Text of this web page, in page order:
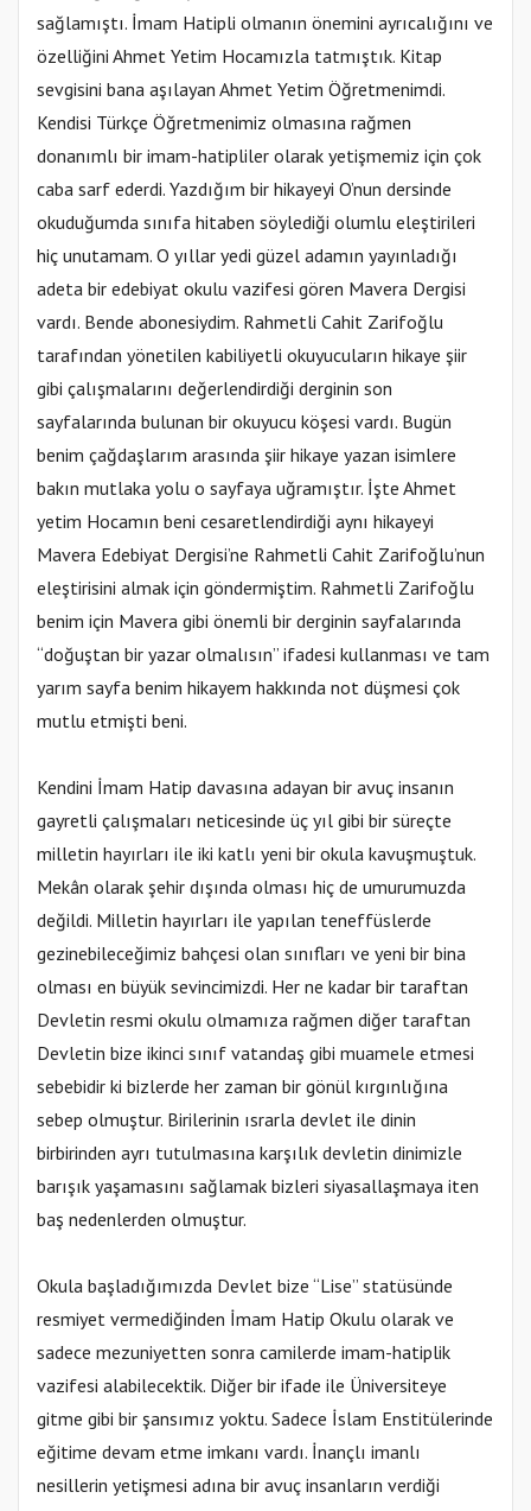
sağlamıştı. İmam Hatipli olmanın önemini ayrıcalığını ve
özelliğini Ahmet Yetim Hocamızla tatmıştık. Kitap
sevgisini bana aşılayan Ahmet Yetim Öğretmenimdi.
Kendisi Türkçe Öğretmenimiz olmasına rağmen
donanımlı bir imam-hatipliler olarak yetişmemiz için çok
caba sarf ederdi. Yazdığım bir hikayeyi O’nun dersinde
okuduğumda sınıfa hitaben söylediği olumlu eleştirileri
hiç unutamam. O yıllar yedi güzel adamın yayınladığı
adeta bir edebiyat okulu vazifesi gören Mavera Dergisi
vardı. Bende abonesiydim. Rahmetli Cahit Zarifoğlu
tarafından yönetilen kabiliyetli okuyucuların hikaye şiir
gibi çalışmalarını değerlendirdiği derginin son
sayfalarında bulunan bir okuyucu köşesi vardı. Bugün
benim çağdaşlarım arasında şiir hikaye yazan isimlere
bakın mutlaka yolu o sayfaya uğramıştır. İşte Ahmet
yetim Hocamın beni cesaretlendirdiği aynı hikayeyi
Mavera Edebiyat Dergisi’ne Rahmetli Cahit Zarifoğlu’nun
eleştirisini almak için göndermiştim. Rahmetli Zarifoğlu
benim için Mavera gibi önemli bir derginin sayfalarında
“doğuştan bir yazar olmalısın” ifadesi kullanması ve tam
yarım sayfa benim hikayem hakkında not düşmesi çok
mutlu etmişti beni.
Kendini İmam Hatip davasına adayan bir avuç insanın
gayretli çalışmaları neticesinde üç yıl gibi bir süreçte
milletin hayırları ile iki katlı yeni bir okula kavuşmuştuk.
Mekân olarak şehir dışında olması hiç de umurumuzda
değildi. Milletin hayırları ile yapılan teneffüslerde
gezinebileceğimiz bahçesi olan sınıfları ve yeni bir bina
olması en büyük sevincimizdi. Her ne kadar bir taraftan
Devletin resmi okulu olmamıza rağmen diğer taraftan
Devletin bize ikinci sınıf vatandaş gibi muamele etmesi
sebebidir ki bizlerde her zaman bir gönül kırgınlığına
sebep olmuştur. Birilerinin ısrarla devlet ile dinin
birbirinden ayrı tutulmasına karşılık devletin dinimizle
barışık yaşamasını sağlamak bizleri siyasallaşmaya iten
baş nedenlerden olmuştur.
Okula başladığımızda Devlet bize “Lise” statüsünde
resmiyet vermediğinden İmam Hatip Okulu olarak ve
sadece mezuniyetten sonra camilerde imam-hatiplik
vazifesi alabilecektik. Diğer bir ifade ile Üniversiteye
gitme gibi bir şansımız yoktu. Sadece İslam Enstitülerinde
eğitime devam etme imkanı vardı. İnançlı imanlı
nesillerin yetişmesi adına bir avuç insanların verdiği